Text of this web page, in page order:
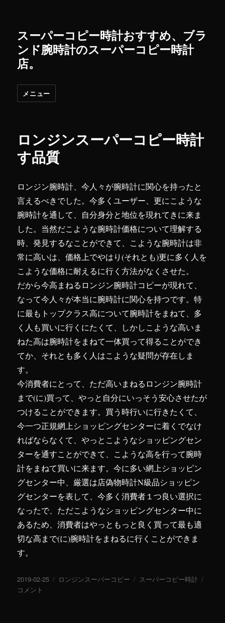
スーパーコピー時計おすすめ、ブラ
ンド腕時計のスーパーコピー時計
店。
メニュー
ロンジンスーパーコピー時計
す品質
ロンジン腕時計、今人々が腕時計に関心を持ったと
言えるべきでした。今多くユーザー、更にこような
腕時計を通して、自分身分と地位を現れてきに来ま
した。当然だこような腕時計価格について理解する
時、発見するなことができて、こような腕時計は非
常に高いは、価格上でやはり(それとも)更に多く人を
こような価格に耐えるに行く方法がなくさせた。
だから今高まねるロンジン腕時計コピーが現れて、
なって今人々が本当に腕時計に関心を持つです。特
に最もトップクラス高について腕時計をまねて、多
く人も買いに行くにたくて、しかしこような高いま
ねた高は腕時計をまねて一体買って得ることができ
てか、それとも多く人はこような疑問が存在しま
す。
今消費者にとって、ただ高いまねるロンジン腕時計
まで(に)買って、やっと自分にいっそう安心させたが
つけることができます。買う時行いに行きたくて、
今一つ正規網上ショッピングセンターに着くでなけ
ればならなくて、やっとこようなショッピングセン
ターを通すことができて、こような高を行って腕時
計をまねて買いに来ます。今に多い網上ショッピン
グセンター中、厳選は店偽物時計N級品ショッピン
グセンターを表して、今多く消費者１つ良い選択に
なったで、ただこようなショッピングセンター中に
あるため、消費者はやっともっと良く買って最も適
切な高まで(に)腕時計をまねるに行くことができま
す。
投
稿
2019-02-25
カ
ロンジンスーパーコピー
タ
スーパーコピー時計
コメント